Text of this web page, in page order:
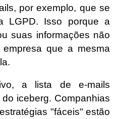
por exemplo, que se
LGPD. Isso porque a
suas informações não
que a mesma
a lista de e-mails
iceberg. Companhias
"fáceis" estão